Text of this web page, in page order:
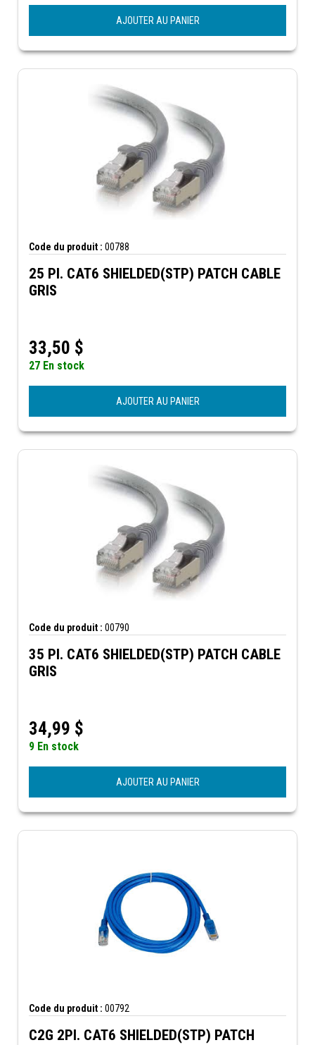
AJOUTER AU PANIER
Code du produit : 00788
25 PI. CAT6 SHIELDED(STP) PATCH CABLE
GRIS
33,50 $
27 En stock
AJOUTER AU PANIER
Code du produit : 00790
35 PI. CAT6 SHIELDED(STP) PATCH CABLE
GRIS
34,99 $
9 En stock
AJOUTER AU PANIER
Code du produit : 00792
C2G 2PI. CAT6 SHIELDED(STP) PATCH